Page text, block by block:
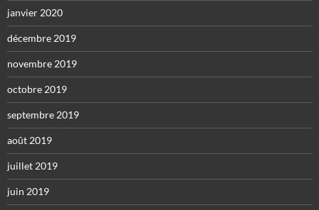
janvier 2020
décembre 2019
novembre 2019
octobre 2019
septembre 2019
août 2019
juillet 2019
juin 2019